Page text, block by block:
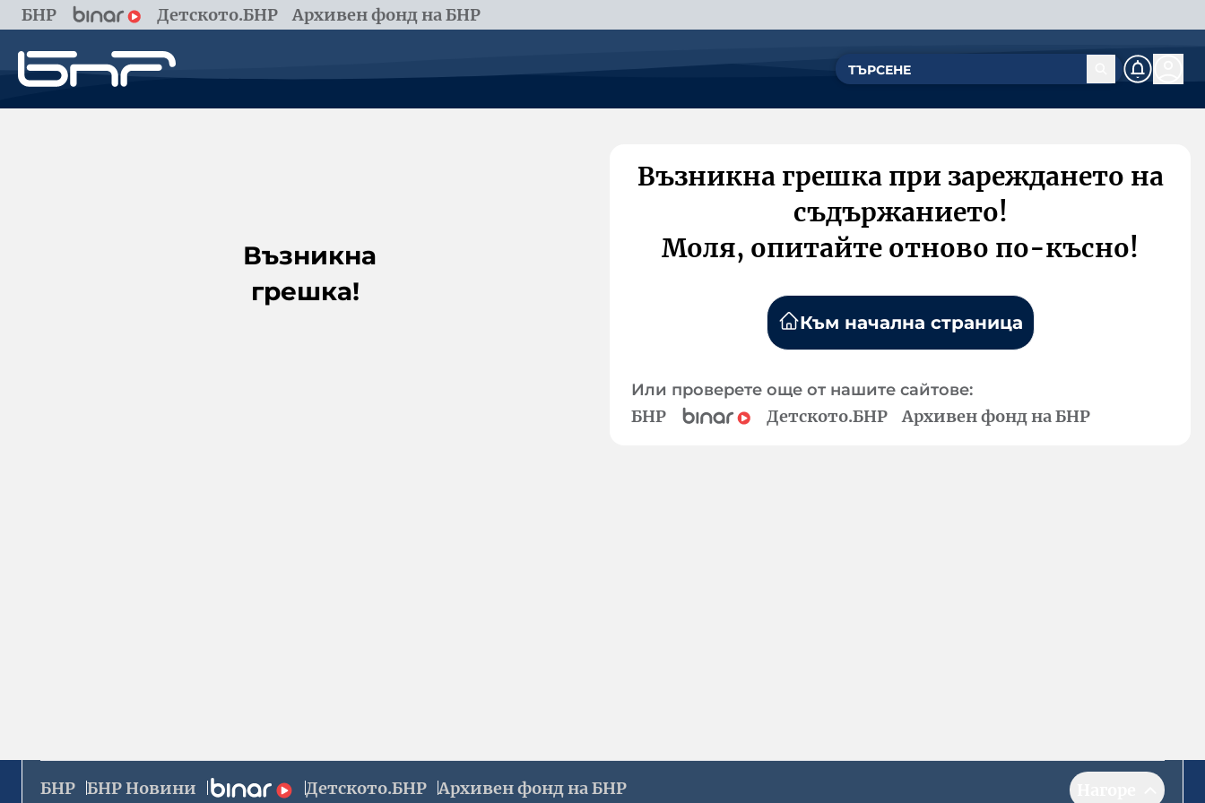
БНР Детското.БНР Архивен фонд на БНР
Възникна
грешка!
Възникна грешка при зареждането на
съдържанието!
Моля, опитайте отново по-късно!
Към начална страница
Или проверете още от нашите сайтове:
БНР Детското.БНР Архивен фонд на БНР
БНР БНР Новини Детското.БНР Архивен фонд на БНР